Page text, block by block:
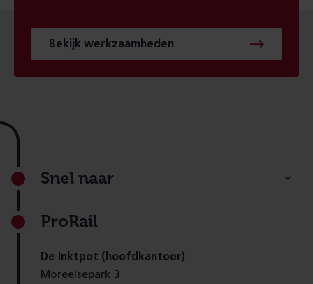
Bekijk werkzaamheden
Footer
Snel naar
ProRail
De Inktpot (hoofdkantoor)
Moreelsepark 3